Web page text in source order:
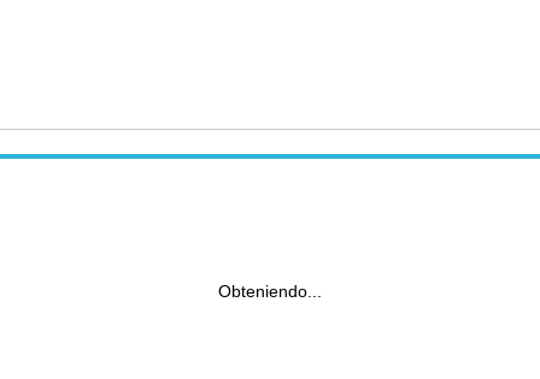
Obteniendo...